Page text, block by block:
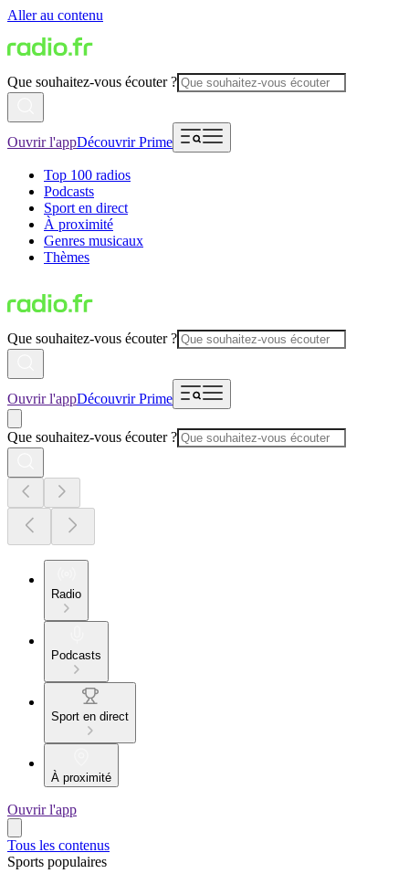
Aller au contenu
Que souhaitez-vous écouter ?
Ouvrir l'appDécouvrir Prime
Top 100 radios
Podcasts
Sport en direct
À proximité
Genres musicaux
Thèmes
Que souhaitez-vous écouter ?
Ouvrir l'appDécouvrir Prime
Que souhaitez-vous écouter ?
Radio
Podcasts
Sport en direct
À proximité
Ouvrir l'app
Tous les contenus
Sports populaires